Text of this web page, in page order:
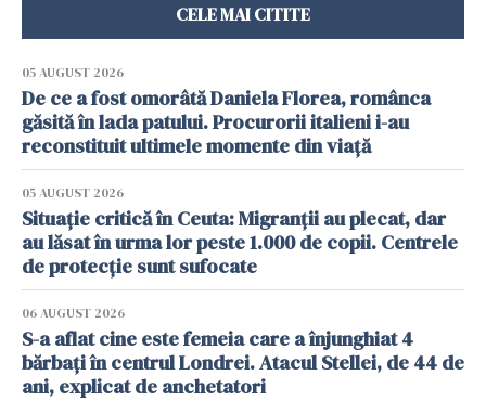
CELE MAI CITITE
05 AUGUST 2026
De ce a fost omorâtă Daniela Florea, românca
găsită în lada patului. Procurorii italieni i-au
reconstituit ultimele momente din viață
05 AUGUST 2026
Situație critică în Ceuta: Migranții au plecat, dar
au lăsat în urma lor peste 1.000 de copii. Centrele
de protecție sunt sufocate
06 AUGUST 2026
S-a aflat cine este femeia care a înjunghiat 4
bărbați în centrul Londrei. Atacul Stellei, de 44 de
ani, explicat de anchetatori